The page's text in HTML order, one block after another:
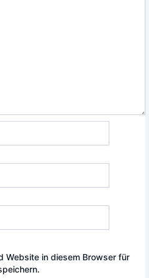
Website in diesem Browser für